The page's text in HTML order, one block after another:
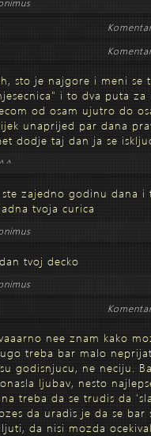
sto je najgore i meni se
i to dva puta
od osam ujutro do
unaprijed par dana
dodje taj dan ja se
ste zajedno godinu dana
tvoja curica
tvoj decko
nee znam kako
treba bar malo
godisnjucu, ne neciju.
ljubav, nesto
treba da se trudis da
da uradis je da se
da nisi mozda